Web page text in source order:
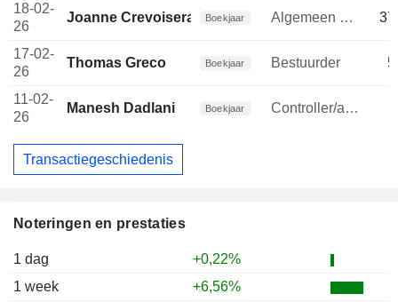
Noteringen en prestaties
1 dag
+0,22%
1 week
+6,56%
18-02-
26
Joanne Crevoiserat Boekjaar Algemeen directeur
17-02-
26
Thomas Greco Boekjaar Bestuurder
11-02-
26
Manesh Dadlani Boekjaar Controller/auditor
Transactiegeschiedenis